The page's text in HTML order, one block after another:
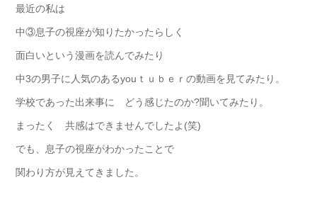
最近の私は
中③息子の視座が知りたかったらしく
面白いという漫画を読んでみたり
中3の男子に人気のあるyouｔｕｂｅｒの動画を見てみたり。
学校であった出来事に どう感じたのか?聞いてみたり。
まったく 共感はできませんでしたよ(笑)
でも、息子の視座がわかったことで
関わり方が見えてきました。